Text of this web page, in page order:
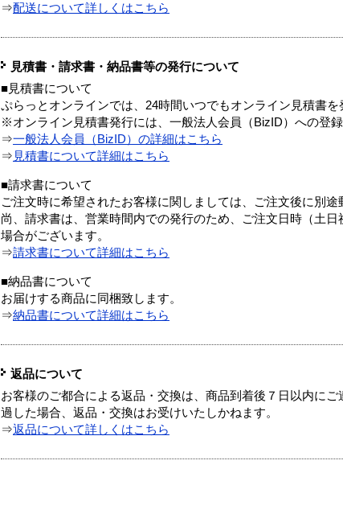
⇒配送について詳しくはこちら
見積書・請求書・納品書等の発行について
■見積書について
ぷらっとオンラインでは、24時間いつでもオンライン見積書を
※オンライン見積書発行には、一般法人会員（BizID）への登録
⇒一般法人会員（BizID）の詳細はこちら
⇒ 見積書について詳細はこちら
■請求書について
ご注文時に希望されたお客様に関しましては、ご注文後に別途
尚、請求書は、営業時間内での発行のため、ご注文日時（土
場合がございます。
⇒請求書について詳細はこちら
■納品書について
お届けする商品に同梱致します。
⇒納品書について詳細はこちら
返品について
お客様のご都合による返品・交換は、商品到着後７日以内に
過した場合、返品・交換はお受けいたしかねます。
⇒返品について詳しくはこちら